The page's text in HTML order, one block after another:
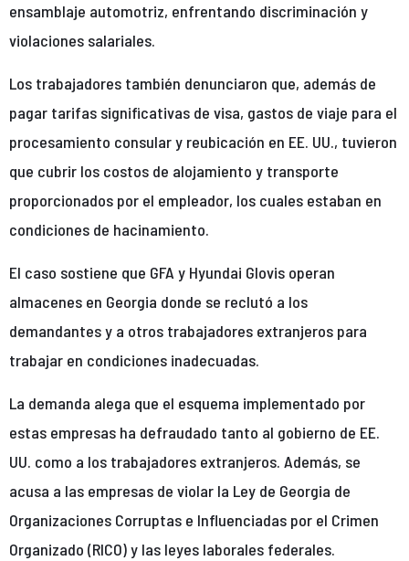
ensamblaje automotriz, enfrentando discriminación y
violaciones salariales.
Los trabajadores también denunciaron que, además de
pagar tarifas significativas de visa, gastos de viaje para el
procesamiento consular y reubicación en EE. UU., tuvieron
que cubrir los costos de alojamiento y transporte
proporcionados por el empleador, los cuales estaban en
condiciones de hacinamiento.
El caso sostiene que GFA y Hyundai Glovis operan
almacenes en Georgia donde se reclutó a los
demandantes y a otros trabajadores extranjeros para
trabajar en condiciones inadecuadas.
La demanda alega que el esquema implementado por
estas empresas ha defraudado tanto al gobierno de EE.
UU. como a los trabajadores extranjeros. Además, se
acusa a las empresas de violar la Ley de Georgia de
Organizaciones Corruptas e Influenciadas por el Crimen
Organizado (RICO) y las leyes laborales federales.